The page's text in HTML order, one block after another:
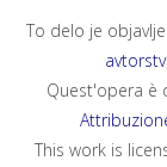
To delo je
Quest'opera è
This work is